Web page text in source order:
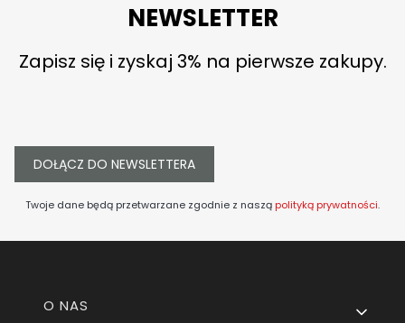
NEWSLETTER
Zapisz się i zyskaj 3% na pierwsze zakupy.
DOŁĄCZ DO NEWSLETTERA
Twoje dane będą przetwarzane zgodnie z naszą polityką prywatności.
Linki w stopce
O NAS